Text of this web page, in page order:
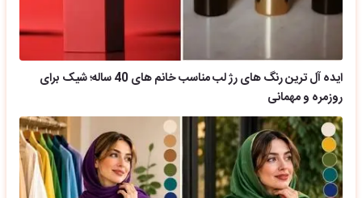
ایده آل ترین رنگ های رژ لب مناسب خانم های 40 ساله؛ شیک برای
روزمره و مهمانی